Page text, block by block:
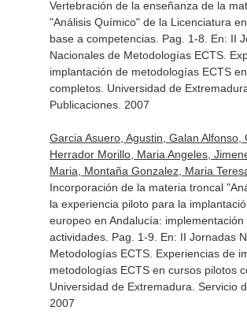
Vertebración de la enseñanza de la
"Análisis Químico" de la Licenciatura
base a competencias. Pag. 1-8. En: II
Nacionales de Metodologías ECTS.
implantación de metodologías ECTS
completos. Universidad de
Publicaciones. 2007
Garcia Asuero, Agustin, Galan Alfonso,
Herrador Morillo, Maria Angeles,
Maria, Montaña Gonzalez, Maria
Incorporación de la materia troncal
la experiencia piloto para la
europeo en Andalucía:
actividades. Pag. 1-9. En: II Jornadas
Metodologías ECTS. Experiencias de
metodologías ECTS en cursos pilotos
Universidad de Extremadura. Servicio
2007